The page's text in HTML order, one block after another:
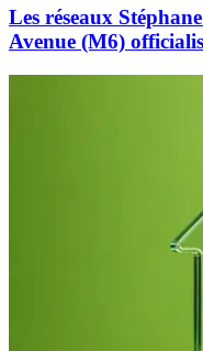
Les réseaux
Avenue (M6)